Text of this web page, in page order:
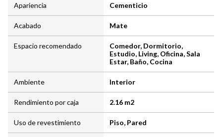
Apariencia Cementicio
Acabado Mate
Espacio recomendado
Comedor, Dormitorio,
Estudio, Living, Oficina, Sala
Estar, Baño, Cocina
Ambiente Interior
Rendimiento por caja 2.16 m2
Uso de revestimiento Piso, Pared